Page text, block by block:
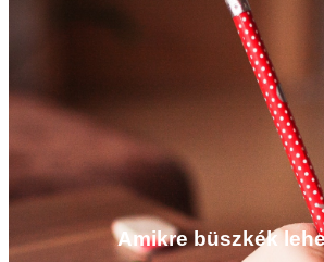
Amikre büszkék